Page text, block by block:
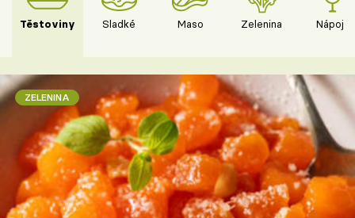
Těstoviny Sladké Maso Zelenina Nápoje
ZELENINA